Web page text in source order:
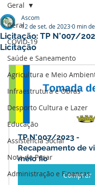
Geral
COVID-19
Saúde e Saneamento
Agricultura e Meio
Infraestrutura e Obras
Desporto Cultura e Lazer
Educação
Assistência Social
Nota de Pesar
Administração e Finanças
Geral
Licitação: TP N°007/
Licitação
Ascom
12 de set. de 20230 min
TP N°007/2023 -
Recapeamento de
meio fio
Comprar